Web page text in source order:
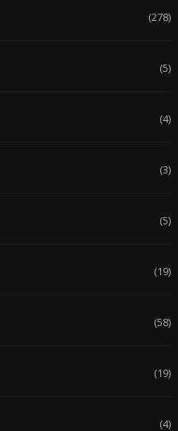
(278)
(5)
(4)
(3)
(5)
(19)
(58)
(19)
(4)